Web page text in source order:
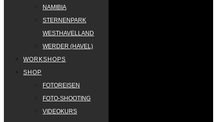
NAMIBIA
STERNENPARK
WESTHAVELLAND
WERDER (HAVEL)
WORKSHOPS
SHOP
FOTOREISEN
FOTO-SHOOTING
VIDEOKURS